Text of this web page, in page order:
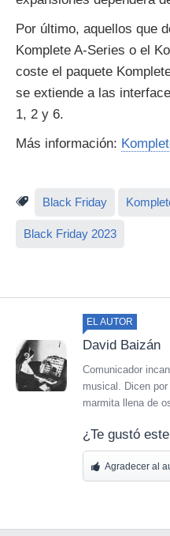
Por último, aquellos que
Komplete A-Series o el
coste el paquete
se extiende a las
1, 2 y 6.
Más información:
Black Friday
Black Friday 2023
EL AUTOR
David Baizán
Comunicador
musical. Dicen
marmita llena de
¿Te gustó
Agradecer al